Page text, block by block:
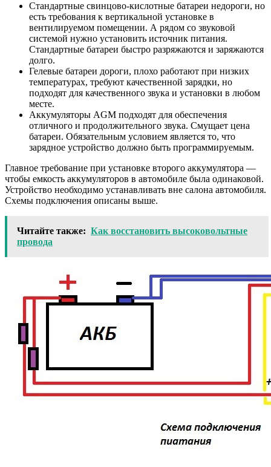
Стандартные свинцово-кислотные батареи недороги, но
есть требования к вертикальной установке в
вентилируемом помещении. А рядом со звуковой
системой нужно установить источник питания.
Стандартные батареи быстро разряжаются и заряжаются
долго.
Гелевые батареи дороги, плохо работают при низких
температурах, требуют качественной зарядки, но
подходят для качественного звука и установки в любом
месте.
Аккумуляторы AGM подходят для обеспечения
отличного и продолжительного звука. Смущает цена
батареи. Обязательным условием является то, что
зарядное устройство должно быть программируемым.
Главное требование при установке второго аккумулятора —
чтобы емкость аккумуляторов в автомобиле была одинаковой.
Устройство необходимо устанавливать вне салона автомобиля.
Схемы подключения описаны выше.
Читайте также: Как восстановить высоковольтные
провода